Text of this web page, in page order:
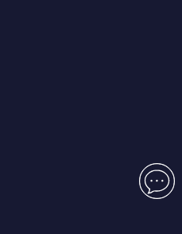
Чат